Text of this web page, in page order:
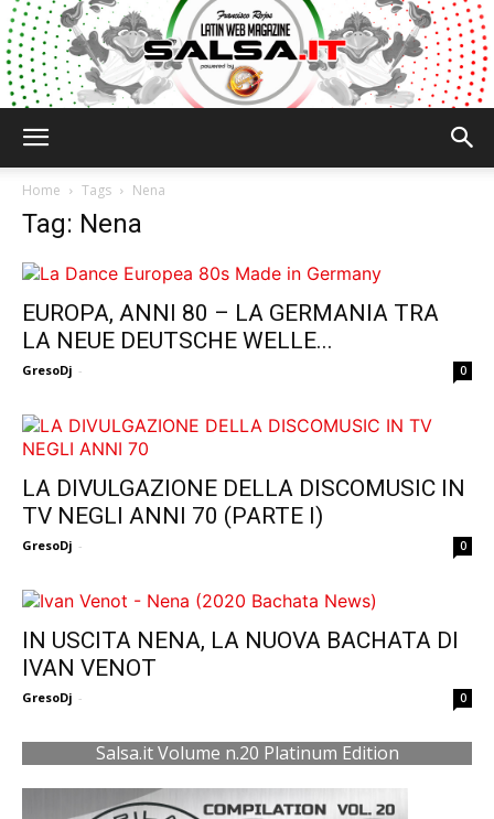
Home Tags Nena
Tag: Nena
EUROPA, ANNI 80 – LA GERMANIA TRA
LA NEUE DEUTSCHE WELLE...
GresoDj - 0
LA DIVULGAZIONE DELLA DISCOMUSIC IN
TV NEGLI ANNI 70 (PARTE I)
GresoDj - 0
IN USCITA NENA, LA NUOVA BACHATA DI
IVAN VENOT
GresoDj - 0
Salsa.it Volume n.20 Platinum Edition